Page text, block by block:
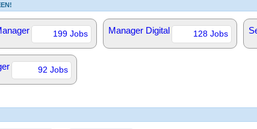
199 Jobs Manager Digital 128 Jobs
92 Jobs